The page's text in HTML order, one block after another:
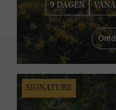
9 DAGEN
SIGNATURE